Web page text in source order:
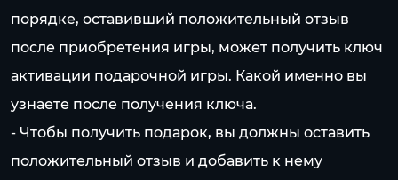
порядке, оставивший положительный отзыв
после приобретения игры, может получить ключ
активации подарочной игры. Какой именно вы
узнаете после получения ключа.
- Чтобы получить подарок, вы должны оставить
положительный отзыв и добавить к нему